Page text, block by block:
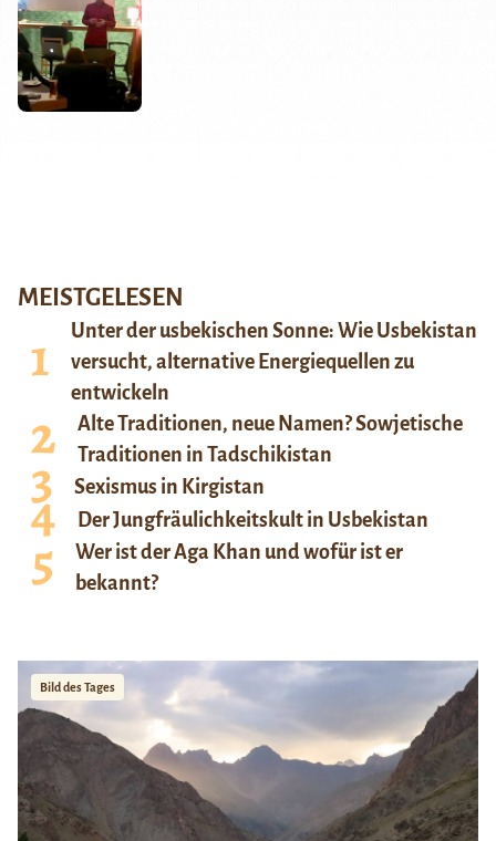
MEISTGELESEN
Unter der usbekischen Sonne: Wie Usbekistan
versucht, alternative Energiequellen zu
entwickeln
Alte Traditionen, neue Namen? Sowjetische
Traditionen in Tadschikistan
Sexismus in Kirgistan
Der Jungfräulichkeitskult in Usbekistan
Wer ist der Aga Khan und wofür ist er
bekannt?
Bild des Tages